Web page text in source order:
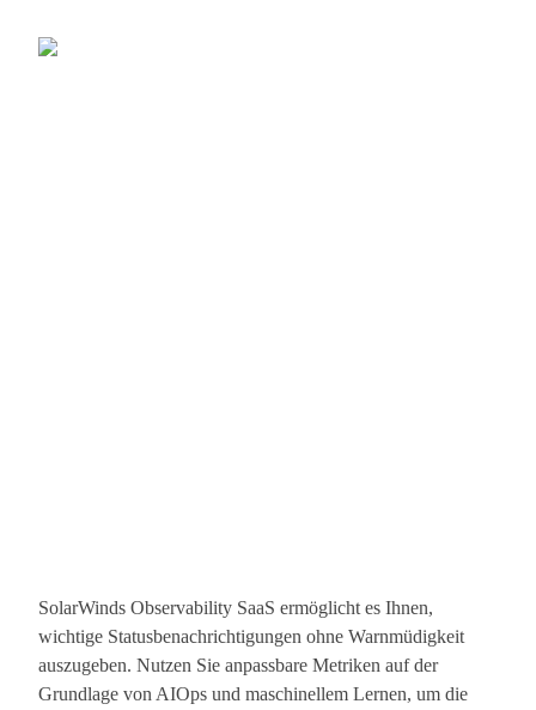
SolarWinds Observability SaaS ermöglicht es Ihnen,
wichtige Statusbenachrichtigungen ohne Warnmüdigkeit
auszugeben. Nutzen Sie anpassbare Metriken auf der
Grundlage von AIOps und maschinellem Lernen, um die